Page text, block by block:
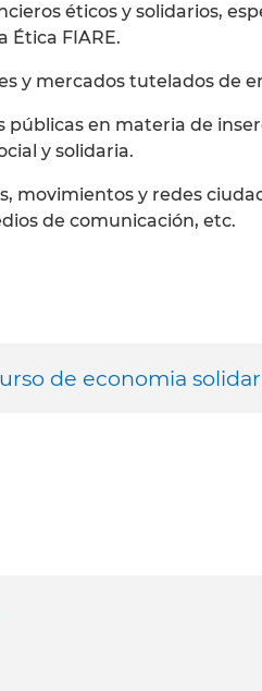
éticos y solidarios,
Ética FIARE.
y mercados tutelados de
en materia de
y solidaria.
movimientos y redes
de comunicación, etc.
de economia